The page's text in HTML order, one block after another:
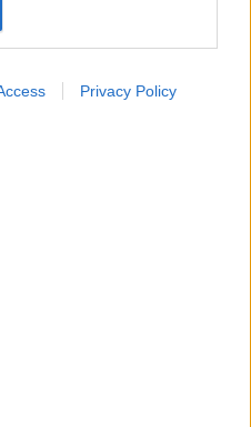
Privacy Policy